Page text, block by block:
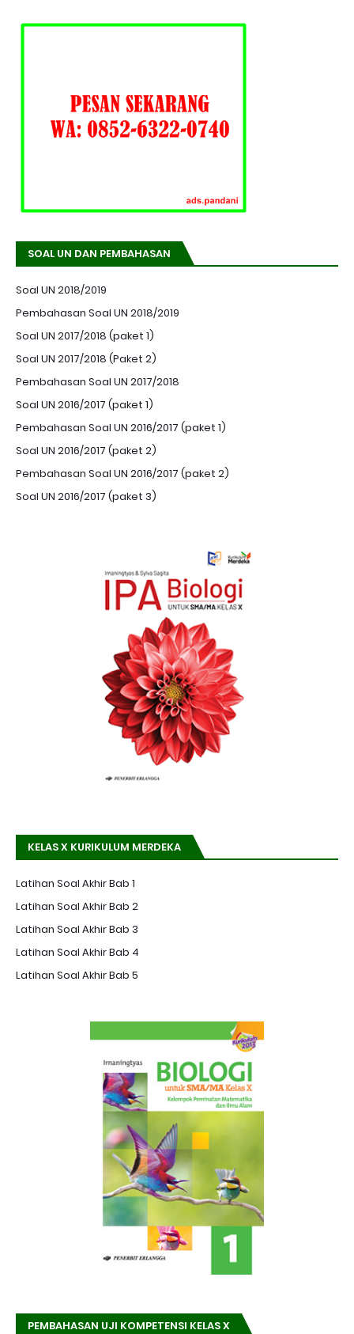
SOAL UN DAN PEMBAHASAN
Soal UN 2018/2019
Pembahasan Soal UN 2018/2019
Soal UN 2017/2018 (paket 1)
Soal UN 2017/2018 (Paket 2)
Pembahasan Soal UN 2017/2018
Soal UN 2016/2017 (paket 1)
Pembahasan Soal UN 2016/2017 (paket 1)
Soal UN 2016/2017 (paket 2)
Pembahasan Soal UN 2016/2017 (paket 2)
Soal UN 2016/2017 (paket 3)
KELAS X KURIKULUM MERDEKA
Latihan Soal Akhir Bab 1
Latihan Soal Akhir Bab 2
Latihan Soal Akhir Bab 3
Latihan Soal Akhir Bab 4
Latihan Soal Akhir Bab 5
PEMBAHASAN UJI KOMPETENSI KELAS X